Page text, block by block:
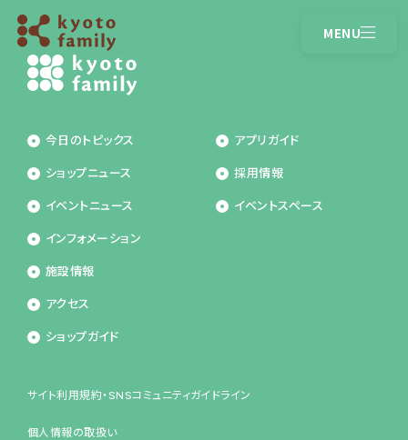
MENU
CLOSE
営業時間
トピックス ショップガイド
イベントニュース ショップニュース
アプリガイド
採用情報
今日のトピックス
ショップニュース
イベントニュース
インフォメーション
施設情報
アクセス
ショップガイド
アプリガイド
採用情報
イベントスペース
サイト利用規約・SNSコミュニティガイドライン
個人情報の取扱い